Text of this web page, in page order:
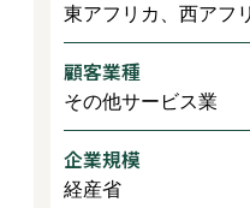
東アフリカ、西アフ
顧客業種
その他サービス業
企業規模
経産省